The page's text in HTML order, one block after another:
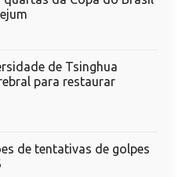
de Tsinghua
para restaurar
de tentativas de golpes